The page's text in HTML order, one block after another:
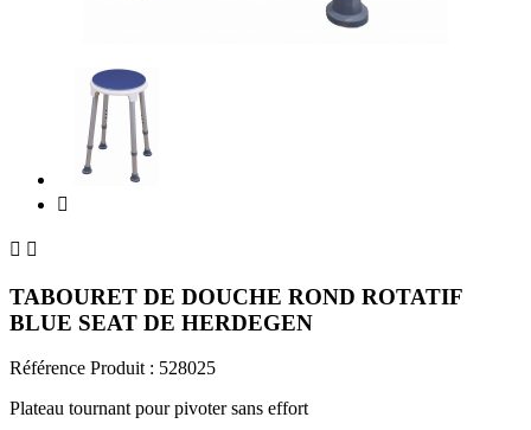

 
TABOURET DE DOUCHE ROND ROTATIF
BLUE SEAT DE HERDEGEN
Référence Produit : 528025
Plateau tournant pour pivoter sans effort